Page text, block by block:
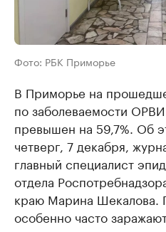
Фото: РБК Приморье
В Приморье на
по заболеваемости
превышен на 59,7%. Об
четверг, 7 декабря,
главный специалист
отдела
краю Марина Шекалова.
особенно часто